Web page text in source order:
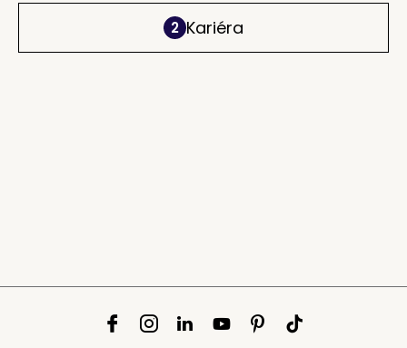
2 Kariéra